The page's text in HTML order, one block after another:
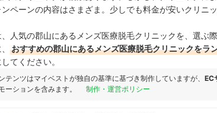
ペーンの内容はさまざま。少しでも料金が安いクリニ
人気の郡山にあるメンズ医療脱毛クリニックを、選ぶ
おすすめの郡山にあるメンズ医療脱毛クリニックをラ
てください。
テンツはマイベストが独自の基準に基づき制作していますが、 EC
ーションを含みます。
制作・運営ポリシー